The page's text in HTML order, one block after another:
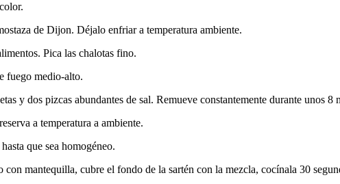
de Dijon. Déjalo enfriar a temperatura ambiente.
Pica las chalotas fino.
fuego medio-alto.
y dos pizcas abundantes de sal. Remueve constantemente durante unos 8
a temperatura a ambiente.
que sea homogéneo.
mantequilla, cubre el fondo de la sartén con la mezcla, cocínala 30